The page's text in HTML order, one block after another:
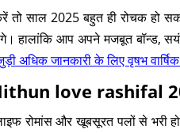
तो साल 2025 बहुत ही रोचक हो
हालांकि आप अपने मजबूत बॉन्ड,
अधिक जानकारी के लिए वृषभ
love rashifal
रोमांस और खूबसूरत पलों से भरी